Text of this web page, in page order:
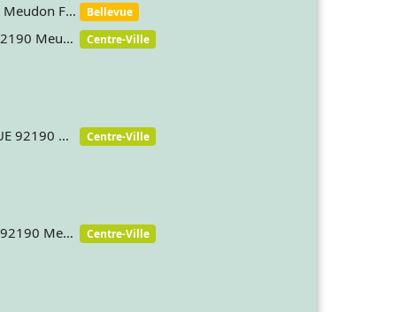
15 rue Porto Riche 92190 Meudon France Bellevue
29 rue Jean Brunet v-11 92190 Meudon Centre-Ville
30 RUE DE LA REPUBLIQUE 92190 MEUDON Centre-Ville
32 Rue De La Republique 92190 Meudon France Centre-Ville